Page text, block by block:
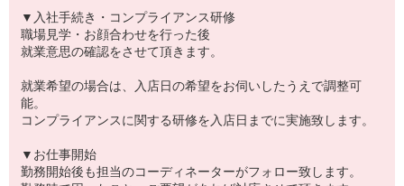
▼入社手続き・コンプライアンス研修
職場見学・お顔合わせを行った後
就業意思の確認をさせて頂きます。
就業希望の場合は、入店日の希望をお伺いしたうえで調整可
能。
コンプライアンスに関する研修を入店日までに実施致します。
▼お仕事開始
勤務開始後も担当のコーディネーターがフォロー致します。